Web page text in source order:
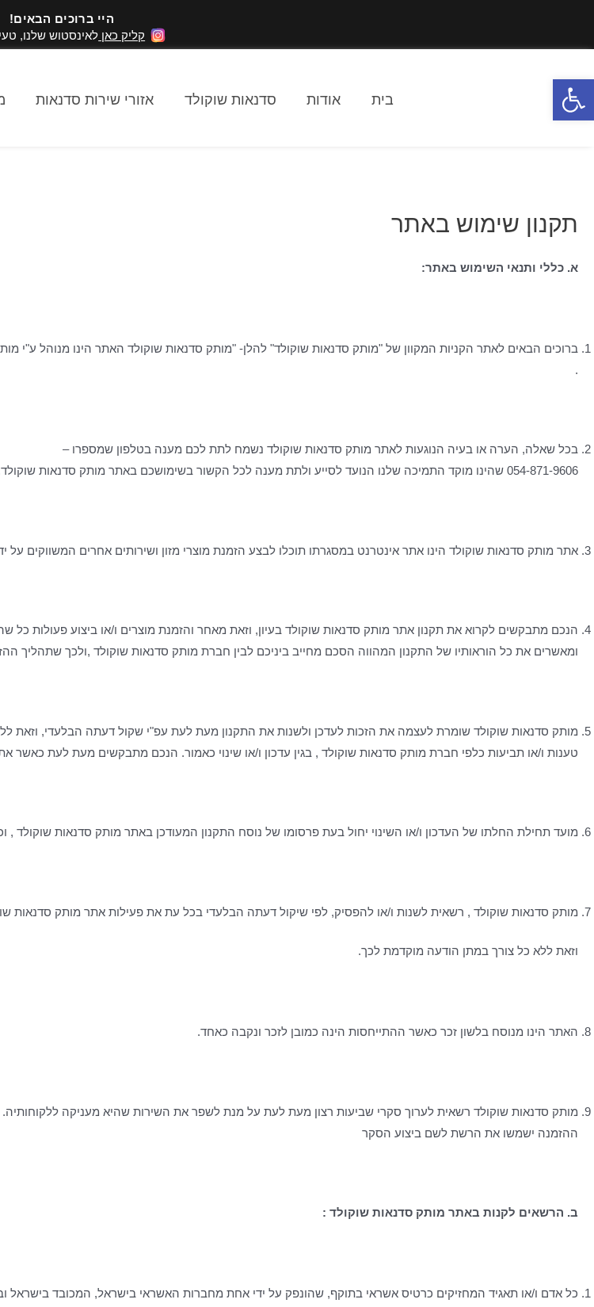
היי ברוכים הבאים!
קליק כאן לאינסטוש שלנו,
בית אודות סדנאות שוקולד אזורי שירות סדנאות
תקנון שימוש באתר
א. כללי ותנאי השימוש באתר:
ברוכים הבאים לאתר הקניות המקוון של "מותק סדנאות שוקולד" להלן- "מותק סדנאות שוקולד האתר הינו מנוהל ע"י
.
בכל שאלה, הערה או בעיה הנוגעות לאתר מותק סדנאות שוקולד נשמח לתת לכם מענה בטלפון שמספרו –
054-871-9606 שהינו מוקד התמיכה שלנו הנועד לסייע ולתת מענה לכל הקשור בשימושכם באתר מותק סדנאות שוקולד.
אתר מותק סדנאות שוקולד הינו אתר אינטרנט במסגרתו תוכלו לבצע הזמנת מוצרי מזון ושירותים אחרים המשווקים על
הנכם מתבקשים לקרוא את תקנון אתר מותק סדנאות שוקולד בעיון, וזאת מאחר והזמנת מוצרים ו/או ביצוע פעולות
ומאשרים את כל הוראותיו של התקנון המהווה הסכם מחייב ביניכם לבין חברת מותק סדנאות שוקולד ,ולכך שתהליך
מותק סדנאות שוקולד שומרת לעצמה את הזכות לעדכן ולשנות את התקנון מעת לעת עפ"י שקול דעתה הבלעדי,
טענות ו/או תביעות כלפי חברת מותק סדנאות שוקולד , בגין עדכון ו/או שינוי כאמור. הנכם מתבקשים מעת לעת כאשר
מועד תחילת החלתו של העדכון ו/או השינוי יחול בעת פרסומו של נוסח התקנון המעודכן באתר מותק סדנאות
מותק סדנאות שוקולד , רשאית לשנות ו/או להפסיק, לפי שיקול דעתה הבלעדי בכל עת את פעילות אתר מותק סדנאות
וזאת ללא כל צורך במתן הודעה מוקדמת לכך.
האתר הינו מנוסח בלשון זכר כאשר ההתייחסות הינה כמובן לזכר ונקבה כאחד.
ההזמנה ישמשו את הרשת לשם ביצוע הסקר
ב. הרשאים לקנות באתר מותק סדנאות שוקולד :
כל אדם ו/או תאגיד המחזיקים כרטיס אשראי בתוקף, שהונפק על ידי אחת מחברות האשראי בישראל, המכובד
פתח סרגל נגישות